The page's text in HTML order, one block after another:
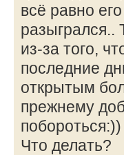
всё равно
разыгрался..
из-за того,
последние
открытым
прежнему
побороться:))
Что делать?